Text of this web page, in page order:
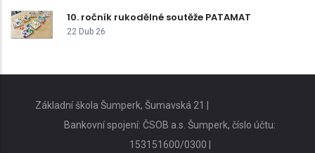
10. ročník rukodělné soutěže PATAMAT
22 Dub 26
Základní škola Šumperk, Šumavská 21 |
Bankovní spojení: ČSOB a.s. Šumperk, číslo účtu:
153151600/0300 |